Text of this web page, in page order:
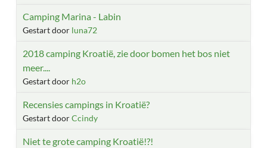
Camping Marina - Labin
Gestart door luna72
2018 camping Kroatië, zie door bomen het bos niet
meer....
Gestart door h2o
Recensies campings in Kroatië?
Gestart doorCcindy
Niet te grote camping Kroatië!?!